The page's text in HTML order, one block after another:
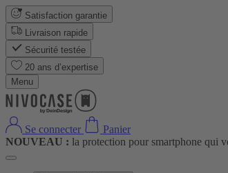
Satisfaction garantie
Livraison rapide
Sécurité testée
20 ans d’expertise
Menu
Se connecter
Panier
NOUVEAU : la protection pour smartphone qui